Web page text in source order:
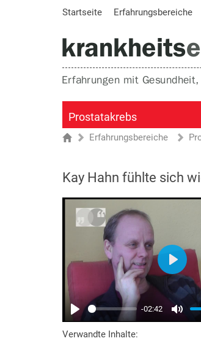
Startseite Erfahrungsbereiche
Prostatakrebs
Sie sind hier
StartseiteErfahrungsbereiche
Kay Hahn fühlte sich
Verwandte Inhalte